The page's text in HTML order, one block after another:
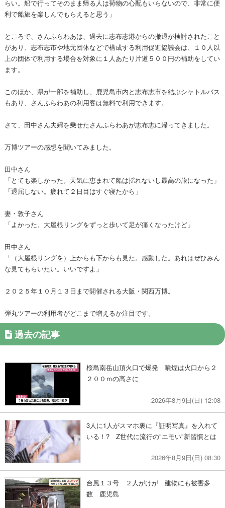
らい。船で行ってそのまま帰る人は荷物の心配もいらないので、非常に便
利で船旅を楽しんでもらえると思う」
ところで、さんふらわあは、過去に志布志港からの撤退が検討されたこと
があり、志布志市や地元団体などで構成する利用促進協議会は、１０人以
上の団体で利用する場合を対象に１人あたり片道５００円の補助をしてい
ます。
このほか、県が一部を補助し、鹿児島市内と志布志市を結ぶシャトルバス
もあり、さんふらわあの利用客は無料で利用できます。
さて、田中さん夫婦を乗せたさんふらわあが志布志に帰ってきました。
万博ツアーの感想を聞いてみました。
田中さん
「とても楽しかった。天気に恵まれて船は揺れないし最高の旅になった」
「退屈しない。疲れて２日目はすぐ寝たから」
妻・敦子さん
「よかった。大屋根リングをずっと歩いて足が痛くなったけど」
田中さん
「（大屋根リングを）上からも下からも見た。感動した。あれはぜひみん
な見てもらいたい。いいですよ」
２０２５年１０月１３日まで開催される大阪・関西万博。
弾丸ツアーの利用者がどこまで増えるか注目です。
過去の記事
桜島南岳山頂火口で爆発 噴煙は火口から２
２００ｍの高さに
2026年8月9日(日) 12:08
3人に1人がスマホ裏に『証明写真』を入れて
いる！? Z世代に流行の"エモい"新習慣とは
2026年8月9日(日) 08:30
台風１３号 ２人がけが 建物にも被害多
数 鹿児島